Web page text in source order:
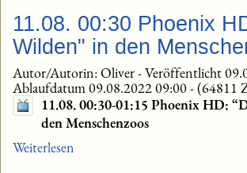
11.08. 00:30 Phoenix
Wilden" in den
Autor/Autorin: Oliver-Veröffentlicht
Ablaufdatum 09.08.2022 09:00-(64811
11.08. 00:30-01:15 Phoenix HD:
den Menschenzoos
Weiterlesen